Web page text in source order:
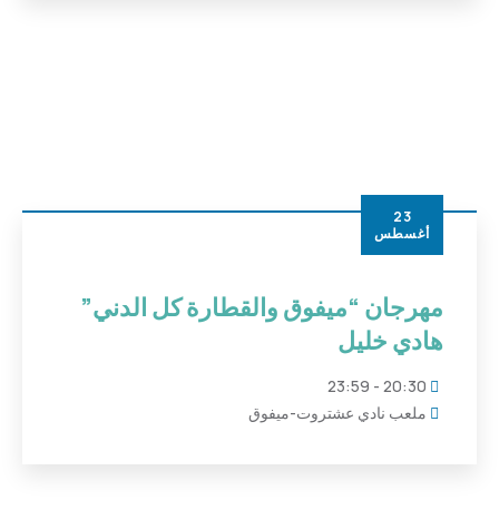
23
أغسطس
مهرجان “ميفوق والقطارة كل الدني”
هادي خليل
20:30 - 23:59
ملعب نادي عشتروت-ميفوق